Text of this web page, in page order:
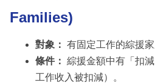
Families)
對象： 有固定工作的綜援家
條件： 綜援金額中有「扣
工作收入被扣減）。